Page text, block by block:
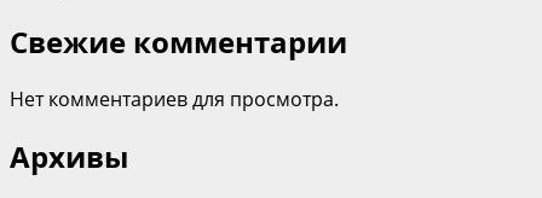
Свежие комментарии
Нет комментариев для просмотра.
Архивы